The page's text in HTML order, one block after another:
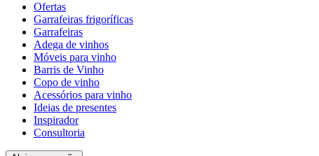
Ofertas
Garrafeiras frigoríficas
Garrafeiras
Adega de vinhos
Móveis para vinho
Barris de Vinho
Copo de vinho
Acessórios para vinho
Ideias de presentes
Inspirador
Consultoria